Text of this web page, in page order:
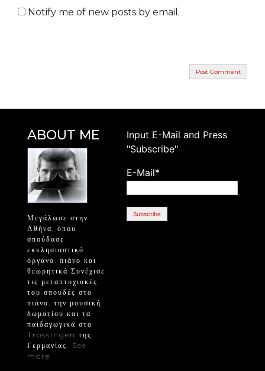
Notify me of new posts by email.
ABOUT ME
Μεγάλωσε στην
Αθήνα, όπου
σπούδασε
εκκλησιαστικό
όργανο, πιάνο και
θεωρητικά Συνέχισε
τις μεταπτυχιακές
του σπουδές στο
πιάνο, την μουσική
δωματίου και τα
παιδαγωγικά στο
Trossingen της
Γερμανίας. See
more
Ιnput E-Mail and Press
"Subscribe"
E-Mail*